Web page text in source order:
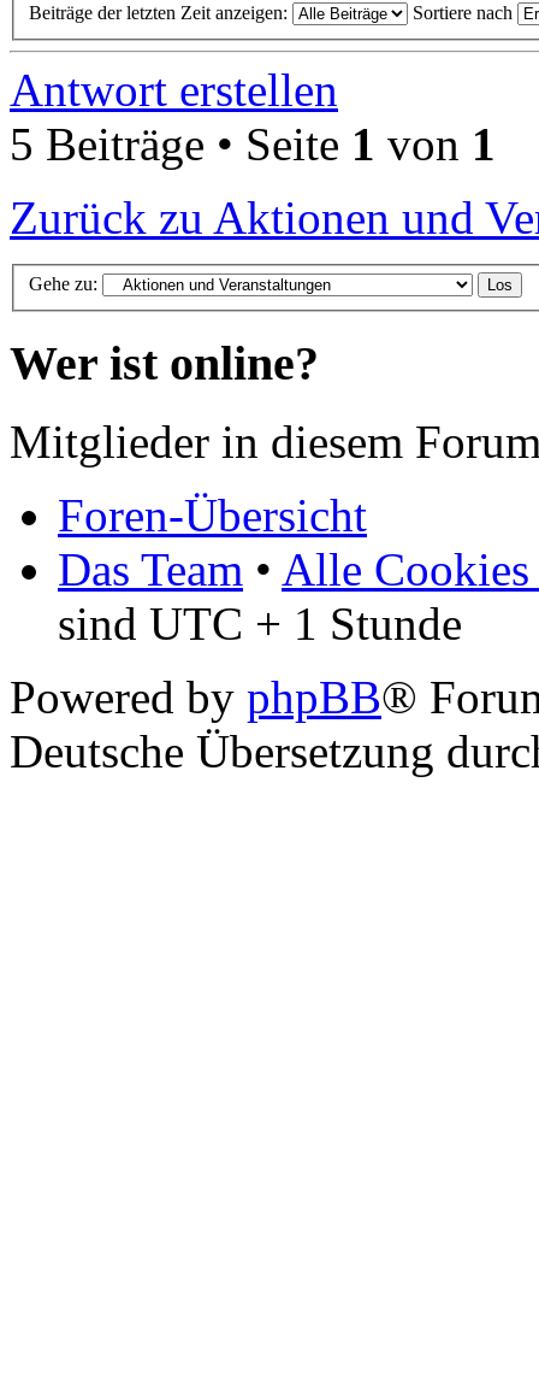
Beiträge der letzten Zeit anzeigen: Sortiere nach
Antwort erstellen
5 Beiträge • Seite 1 von 1
Zurück zu Aktionen und
Gehe zu:
Wer ist online?
Mitglieder in diesem
Foren-Übersicht
Das Team • Alle Cookies
sind UTC + 1 Stunde
Powered by phpBB®
Deutsche Übersetzung